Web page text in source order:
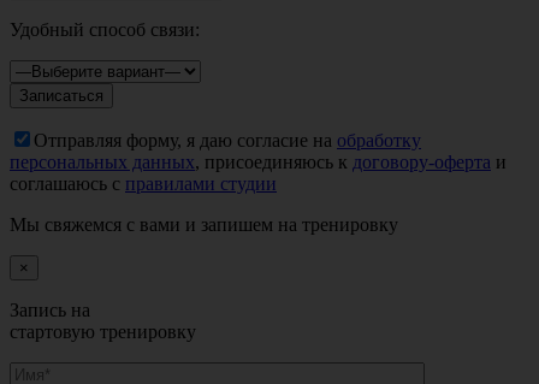
Удобный способ связи:
Отправляя форму, я даю согласие на обработку
персональных данных, присоединяюсь к договору-оферта и
соглашаюсь с правилами студии
Мы свяжемся с вами и запишем на тренировку
×
Запись на
стартовую тренировку